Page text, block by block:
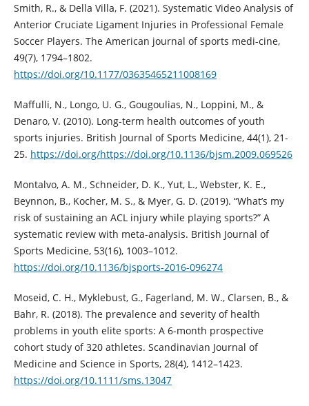
Smith, R., & Della Villa, F. (2021). Systematic Video Analysis of
Anterior Cruciate Ligament Injuries in Professional Female
Soccer Players. The American journal of sports medi-cine,
49(7), 1794–1802.
https://doi.org/10.1177/03635465211008169
Maffulli, N., Longo, U. G., Gougoulias, N., Loppini, M., &
Denaro, V. (2010). Long-term health outcomes of youth
sports injuries. British Journal of Sports Medicine, 44(1), 21-
25. https://doi.org/https://doi.org/10.1136/bjsm.2009.069526
Montalvo, A. M., Schneider, D. K., Yut, L., Webster, K. E.,
Beynnon, B., Kocher, M. S., & Myer, G. D. (2019). “What’s my
risk of sustaining an ACL injury while playing sports?” A
systematic review with meta-analysis. British Journal of
Sports Medicine, 53(16), 1003–1012.
https://doi.org/10.1136/bjsports-2016-096274
Moseid, C. H., Myklebust, G., Fagerland, M. W., Clarsen, B., &
Bahr, R. (2018). The prevalence and severity of health
problems in youth elite sports: A 6-month prospective
cohort study of 320 athletes. Scandinavian Journal of
Medicine and Science in Sports, 28(4), 1412–1423.
https://doi.org/10.1111/sms.13047